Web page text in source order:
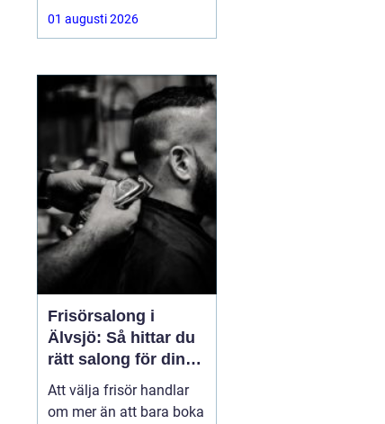
funktion för pengarna
och slipper den största
ofta kommer direkt när
en maskin är ny.
Samtidigt kräver ett
andrahandsköp mer
eftertanke. Den som vill
köpa
01 augusti 2026
Frisörsalong i
Älvsjö: Så hittar du
rätt salong för din
stil och vardag
Att välja frisör handlar
om mer än att bara boka